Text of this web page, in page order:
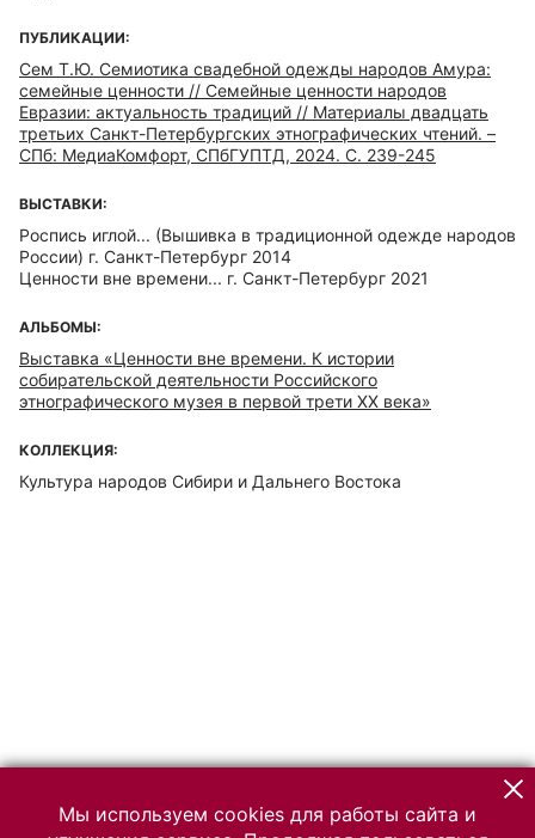
ПУБЛИКАЦИИ:
Сем Т.Ю. Семиотика свадебной одежды народов Амура:
семейные ценности // Семейные ценности народов
Евразии: актуальность традиций // Материалы двадцать
третьих Санкт-Петербургских этнографических чтений. –
СПб: МедиаКомфорт, СПбГУПТД, 2024. С. 239-245
ВЫСТАВКИ:
Роспись иглой... (Вышивка в традиционной одежде народов
России) г. Санкт-Петербург 2014
Ценности вне времени... г. Санкт-Петербург 2021
АЛЬБОМЫ:
Выставка «Ценности вне времени. К истории
собирательской деятельности Российского
этнографического музея в первой трети ХХ века»
КОЛЛЕКЦИЯ:
Культура народов Сибири и Дальнего Востока
Мы используем cookies для работы сайта и